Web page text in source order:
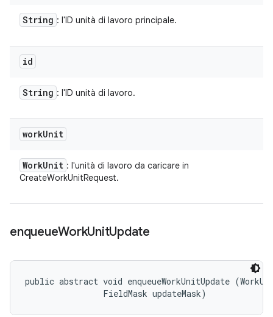
String : l'ID unità di lavoro principale.
id
String : l'ID unità di lavoro.
workUnit
WorkUnit : l'unità di lavoro da caricare in
CreateWorkUnitRequest.
enqueueWorkUnitUpdate
public abstract void enqueueWorkUnitUpdate
                FieldMask updateMask)